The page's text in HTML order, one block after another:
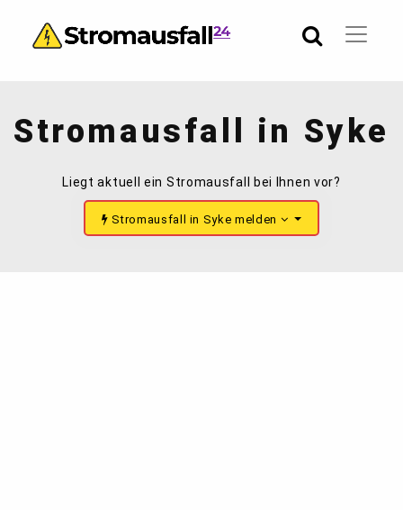
Stromausfall in Syke
Liegt aktuell ein Stromausfall bei Ihnen vor?
Stromausfall in Syke melden